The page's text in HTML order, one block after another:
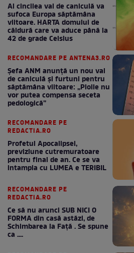
Al cincilea val de caniculă va
sufoca Europa săptămâna
viitoare. HARTA domului de
căldură care va aduce până la
42 de grade Celsius
RECOMANDARE PE ANTENA3.RO
Șefa ANM anunță un nou val
de caniculă și furtuni pentru
săptămâna viitoare: „Ploile nu
vor putea compensa seceta
pedologică”
RECOMANDARE PE
REDACTIA.RO
Profetul Apocalipsei,
previziune cutremuratoare
pentru final de an. Ce se va
intampla cu LUMEA e TERIBIL
RECOMANDARE PE
REDACTIA.RO
Ce să nu arunci SUB NICI O
FORMA din casă astăzi, de
Schimbarea la Față . Se spune
ca ....